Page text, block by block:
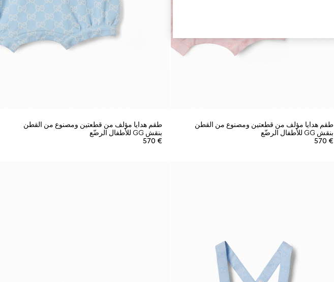
طقم هدايا مؤلف من قطعتين ومصنوع من القطن
بنقش GG للأطفال الرضّع
€ 570
طقم هدايا مؤلف من قطعتين ومصنوع من القطن
بنقش GG للأطفال الرضّع
€ 570